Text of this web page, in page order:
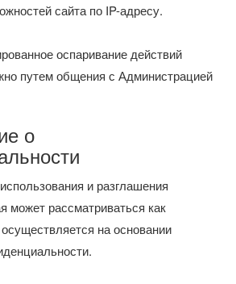
сайта по IP-адресу.
оспаривание действий
путем общения с Администрацией
о
и разглашения
может рассматриваться как
на основании